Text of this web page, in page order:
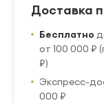
Доставка
Бесплатно
от 100 000 ₽
₽)
Экспресс-
000 ₽